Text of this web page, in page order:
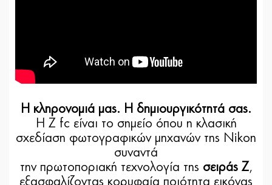
Η κληρονομιά μας. Η δημιουργικότητά σας.
Η Z fc είναι το σημείο όπου η κλασική
σχεδίαση φωτογραφικών μηχανών της Nikon
συναντά
την πρωτοποριακή τεχνολογία της σειράς Z,
εξασφαλίζοντας κορυφαία ποιότητα εικόνας